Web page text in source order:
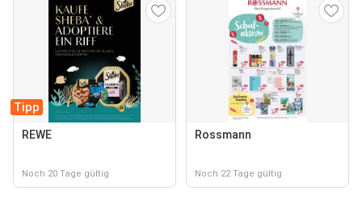
Tipp
REWE
Noch 20 Tage gültig
Rossmann
Noch 22 Tage gültig